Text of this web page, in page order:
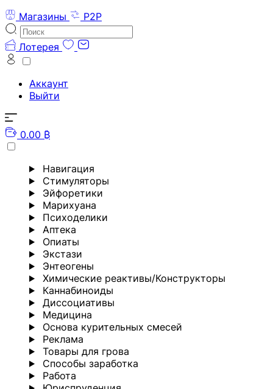
Магазины
P2P
Лотерея
Аккаунт
Выйти
0.00 ₿
Навигация
Стимуляторы
Эйфоретики
Марихуана
Психоделики
Аптека
Опиаты
Экстази
Энтеогены
Химические реактивы/Конструкторы
Каннабиноиды
Диссоциативы
Медицина
Основа курительных смесей
Реклама
Товары для грова
Способы заработка
Работа